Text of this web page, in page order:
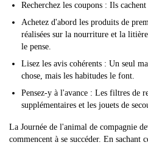
Recherchez les coupons : Ils
Achetez d'abord les produits de
réalisées sur la nourriture et la
le pense.
Lisez les avis cohérents : Un seul
chose, mais les habitudes le font.
Pensez-y à l'avance : Les filtres de
supplémentaires et les jouets de
La Journée de l'animal de compagnie
commencent à se succéder. En sachant